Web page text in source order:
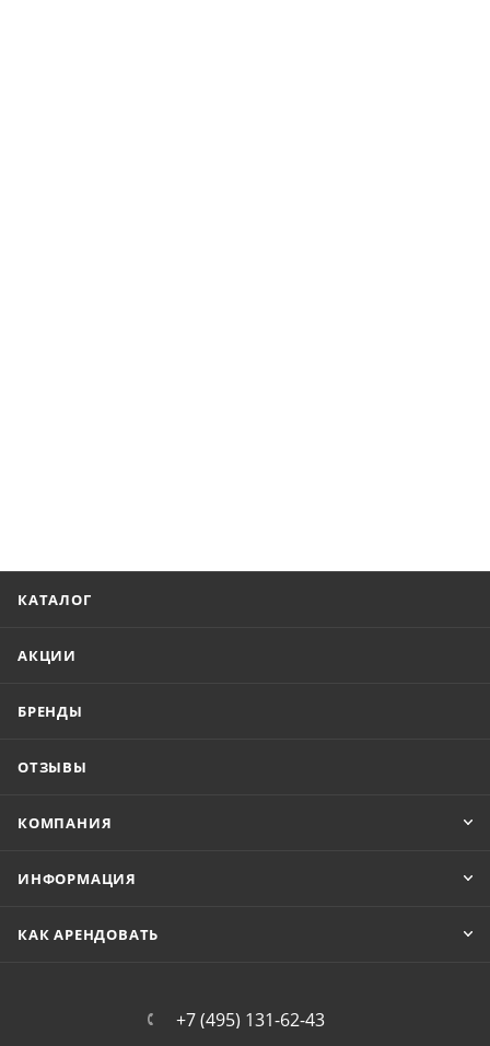
КАТАЛОГ
АКЦИИ
БРЕНДЫ
ОТЗЫВЫ
КОМПАНИЯ
ИНФОРМАЦИЯ
КАК АРЕНДОВАТЬ
+7 (495) 131-62-43